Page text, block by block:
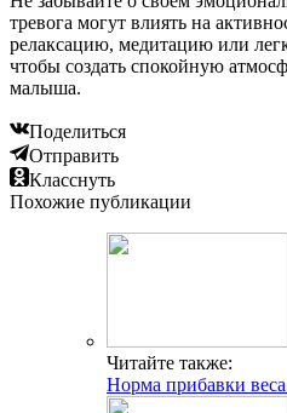
тревога могут влиять на
релаксацию, медитацию или
чтобы создать спокойную
малыша.
Поделиться
Отправить
Класснуть
Похожие публикации
Читайте также:
Норма прибавки